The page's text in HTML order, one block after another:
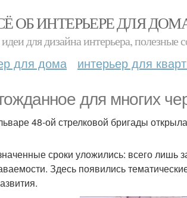
ОБ ИНТЕРЬЕРЕ ДЛЯ
для дизайна интерьера, полезные
для дома интерьер для
для многих
48-ой стрелковой бригады
сроки уложились: всего лишь
Здесь появились